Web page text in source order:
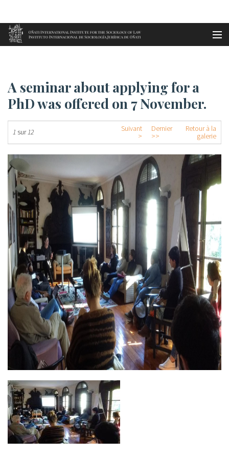
Aller au contenu principal
en
Accueil A seminar about applying for a...
A seminar about applying for a
PhD was offered on 7 November.
1 sur12
Suivant
>
Dernier
>>
Retour à la
galerie